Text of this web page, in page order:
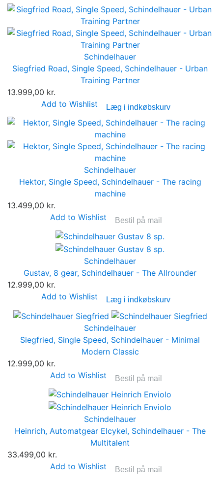
Schindelhauer
Siegfried Road, Single Speed, Schindelhauer - Urban
Training Partner
13.999,00 kr.
Add to Wishlist
Læg i indkøbskurv
Schindelhauer
Hektor, Single Speed, Schindelhauer - The racing
machine
13.499,00 kr.
Add to Wishlist
Bestil på mail
Schindelhauer
Gustav, 8 gear, Schindelhauer - The Allrounder
12.999,00 kr.
Add to Wishlist
Læg i indkøbskurv
Schindelhauer
Siegfried, Single Speed, Schindelhauer - Minimal
Modern Classic
12.999,00 kr.
Add to Wishlist
Bestil på mail
Schindelhauer
Heinrich, Automatgear Elcykel, Schindelhauer - The
Multitalent
33.499,00 kr.
Add to Wishlist
Bestil på mail